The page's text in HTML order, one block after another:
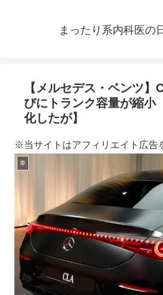
まったり系内科医の
【メルセデス・ベンツ】
びにトランク容量が縮小
化したが】
※当サイトはアフィリエイト広告
車